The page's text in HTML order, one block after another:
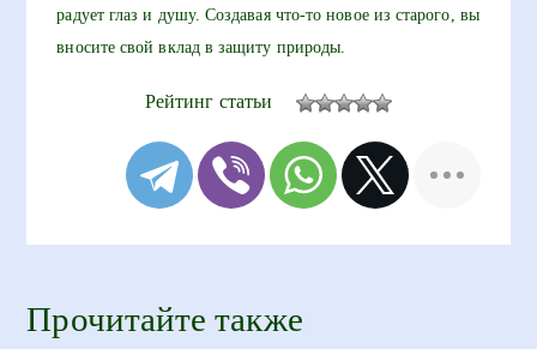
радует глаз и душу. Создавая что-то новое из старого, вы
вносите свой вклад в защиту природы.
Рейтинг статьи
Прочитайте также